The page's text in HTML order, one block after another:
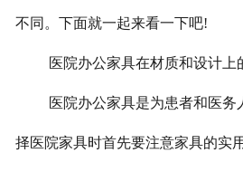
不同。下面就一起来看一下吧!
医院办公家具在材质和设计上
医院办公家具是为患者和医
择医院家具时首先要注意家具的实